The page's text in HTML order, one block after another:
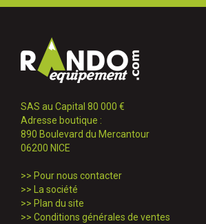
SAS au Capital 80 000 €
Adresse boutique :
890 Boulevard du Mercantour
06200 NICE
>> Pour nous contacter
>> La société
>> Plan du site
>> Conditions générales de ventes